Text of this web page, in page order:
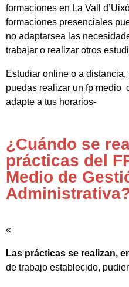
formaciones en La Vall
formaciones presenciales
no adaptarsea las
trabajar o realizar otros
Estudiar online o a
puedas realizar un fp medio
adapte a tus horarios-
¿Cuándo se
prácticas del
Medio de
«
Las prácticas se realizan,
de trabajo establecido,